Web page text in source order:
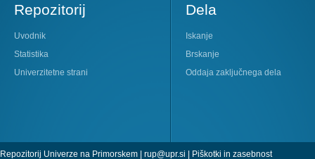
Repozitorij
Uvodnik
Statistika
Univerzitetne strani
Dela
Iskanje
Brskanje
Oddaja zaključnega dela
Repozitorij Univerze na Primorskem | rup@upr.si | Piškotki in zasebnost